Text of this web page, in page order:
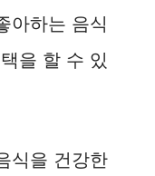
아하는 음식
을 할 수 있
식을 건강한